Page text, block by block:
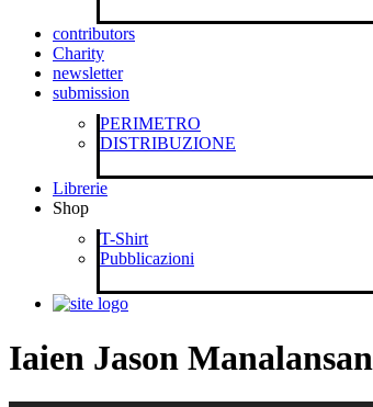
contributors
Charity
newsletter
submission
PERIMETRO
DISTRIBUZIONE
Librerie
Shop
T-Shirt
Pubblicazioni
Iaien Jason Manalansan